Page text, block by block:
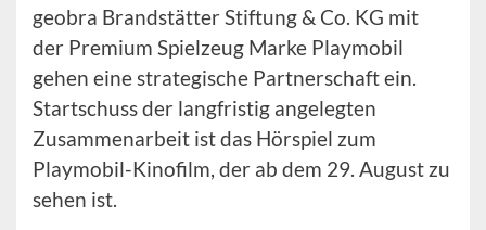
geobra Brandstätter Stiftung & Co. KG mit
der Premium Spielzeug Marke Playmobil
gehen eine strategische Partnerschaft ein.
Startschuss der langfristig angelegten
Zusammenarbeit ist das Hörspiel zum
Playmobil-Kinofilm, der ab dem 29. August zu
sehen ist.